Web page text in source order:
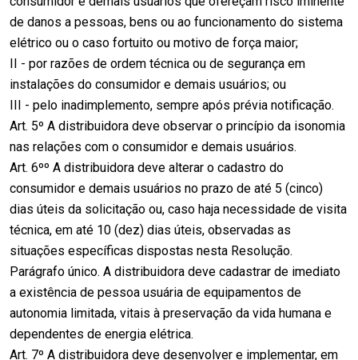
de danos a pessoas, bens ou ao funcionamento do sistema
elétrico ou o caso fortuito ou motivo de força maior;
II - por razões de ordem técnica ou de segurança em
instalações do consumidor e demais usuários; ou
III - pelo inadimplemento, sempre após prévia notificação.
Art. 5º A distribuidora deve observar o princípio da isonomia
nas relações com o consumidor e demais usuários.
Art. 6ºº A distribuidora deve alterar o cadastro do
consumidor e demais usuários no prazo de até 5 (cinco)
dias úteis da solicitação ou, caso haja necessidade de visita
técnica, em até 10 (dez) dias úteis, observadas as
situações específicas dispostas nesta Resolução.
Parágrafo único. A distribuidora deve cadastrar de imediato
a existência de pessoa usuária de equipamentos de
autonomia limitada, vitais à preservação da vida humana e
dependentes de energia elétrica.
Art. 7º A distribuidora deve desenvolver e implementar, em